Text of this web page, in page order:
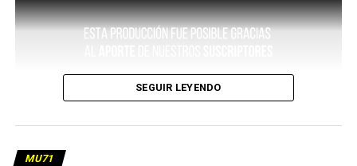
SEGUIR LEYENDO
MU71